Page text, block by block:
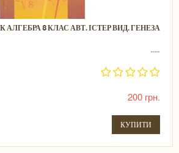
АЛГЕБРА 8 КЛАС АВТ. ІСТЕР ВИД. ГЕНЕЗА
.....
200 грн.
КУПИТИ